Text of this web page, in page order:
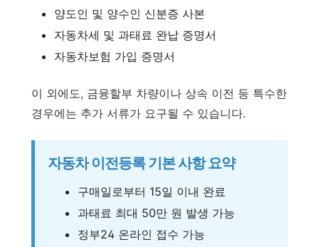
양도인 및 양수인 신분증 사본
자동차세 및 과태료 완납 증명서
자동차보험 가입 증명서
이 외에도, 금융할부 차량이나 상속 이전 등 특수한
경우에는 추가 서류가 요구될 수 있습니다.
자동차 이전등록 기본 사항 요약
구매일로부터 15일 이내 완료
과태료 최대 50만 원 발생 가능
정부24 온라인 접수 가능